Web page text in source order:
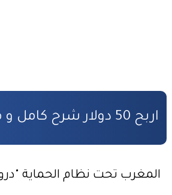
المادة المدنية : جميع القوانين المتعلقة بالمادة
اربح 50 دولار شرح كامل و مفصل بالصور
المغرب تحت نظام الحماية